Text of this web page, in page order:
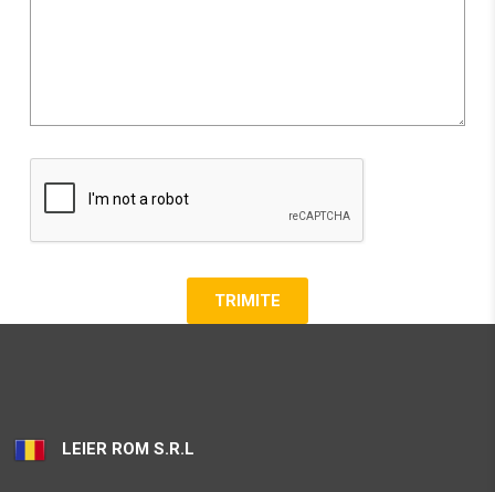
LEIER ROM S.R.L